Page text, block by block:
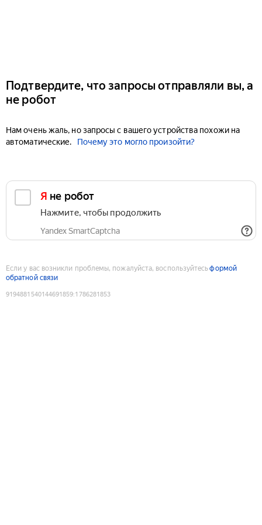
Подтвердите, что запросы отправляли вы, а
не робот
Нам очень жаль, но запросы с вашего устройства похожи на
автоматические.
Почему это могло произойти?
Я не робот
Нажмите, чтобы продолжить
Yandex SmartCaptcha
Если у вас возникли проблемы, пожалуйста, воспользуйтесьформой
обратной связи
9194881540144691859:1786281853